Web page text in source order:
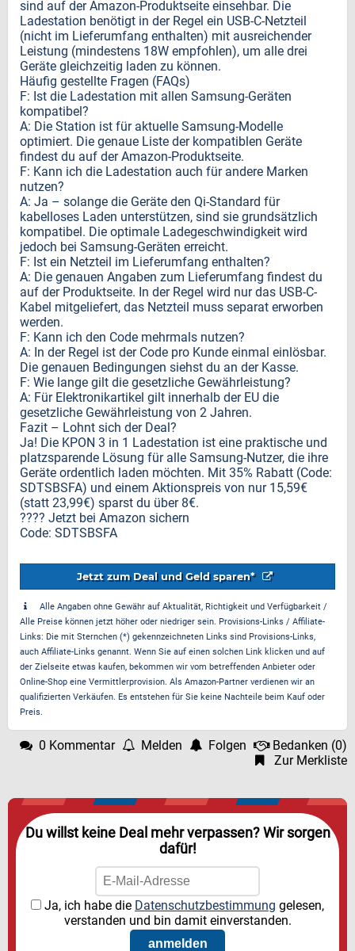
sind auf der Amazon-Produktseite einsehbar. Die
Ladestation benötigt in der Regel ein USB-C-Netzteil
(nicht im Lieferumfang enthalten) mit ausreichender
Leistung (mindestens 18W empfohlen), um alle drei
Geräte gleichzeitig laden zu können.
Häufig gestellte Fragen (FAQs)
F: Ist die Ladestation mit allen Samsung-Geräten
kompatibel?
A: Die Station ist für aktuelle Samsung-Modelle
optimiert. Die genaue Liste der kompatiblen Geräte
findest du auf der Amazon-Produktseite.
F: Kann ich die Ladestation auch für andere Marken
nutzen?
A: Ja – solange die Geräte den Qi-Standard für
kabelloses Laden unterstützen, sind sie grundsätzlich
kompatibel. Die optimale Ladegeschwindigkeit wird
jedoch bei Samsung-Geräten erreicht.
F: Ist ein Netzteil im Lieferumfang enthalten?
A: Die genauen Angaben zum Lieferumfang findest du
auf der Produktseite. In der Regel wird nur das USB-C-
Kabel mitgeliefert, das Netzteil muss separat erworben
werden.
F: Kann ich den Code mehrmals nutzen?
A: In der Regel ist der Code pro Kunde einmal einlösbar.
Die genauen Bedingungen siehst du an der Kasse.
F: Wie lange gilt die gesetzliche Gewährleistung?
A: Für Elektronikartikel gilt innerhalb der EU die
gesetzliche Gewährleistung von 2 Jahren.
Fazit – Lohnt sich der Deal?
Ja! Die KPON 3 in 1 Ladestation ist eine praktische und
platzsparende Lösung für alle Samsung-Nutzer, die ihre
Geräte ordentlich laden möchten. Mit 35% Rabatt (Code:
SDTSBSFA) und einem Aktionspreis von nur 15,59€
(statt 23,99€) sparst du über 8€.
???? Jetzt bei Amazon sichern
Code: SDTSBSFA
Jetzt zum Deal und Geld sparen*
Alle Angaben ohne Gewähr auf Aktualität, Richtigkeit und Verfügbarkeit /
Alle Preise können jetzt höher oder niedriger sein. Provisions-Links / Affiliate-
Links: Die mit Sternchen (*) gekennzeichneten Links sind Provisions-Links,
auch Affiliate-Links genannt. Wenn Sie auf einen solchen Link klicken und auf
der Zielseite etwas kaufen, bekommen wir vom betreffenden Anbieter oder
Online-Shop eine Vermittlerprovision. Als Amazon-Partner verdienen wir an
qualifizierten Verkäufen. Es entstehen für Sie keine Nachteile beim Kauf oder
Preis.
0 Kommentar Melden Folgen Bedanken (0)
Zur Merkliste
Du willst keine Deal mehr verpassen? Wir sorgen
dafür!
Ja, ich habe die Datenschutzbestimmung gelesen,
verstanden und bin damit einverstanden.